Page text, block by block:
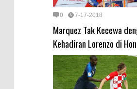
0 7-17-2018
Marquez Tak Kecewa
Kehadiran Lorenzo di